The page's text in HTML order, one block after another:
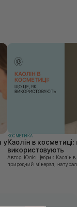
у
КОСМЕТИКА
Каолін в
використовують
Автор: Юлія Цебрик Каолін в косметології – це
природний мінерал,